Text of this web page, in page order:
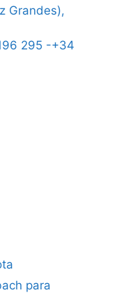
Grandes),
295 -+34
para